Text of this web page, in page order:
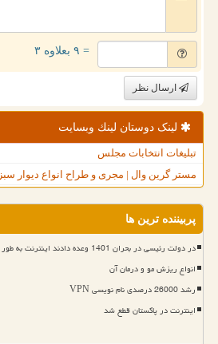
= ۹ بعلاوه ۳
ارسال نظر
لینک دوستان لینك وبسایت
تبلیغات انتخابات مجلس
مستر گرین وال | مجری و طراح انواع دیوار سبز
پربیننده ترین ها
در دولت رئیسی در بحران 1401 وعده دادند اینترنت به طور موقت قطع می شود اما ماندگار شد
انواع ریزش مو و درمان آن
رشد 26000 درصدی نام نویسی VPN
اینترنت در پاکستان قطع شد